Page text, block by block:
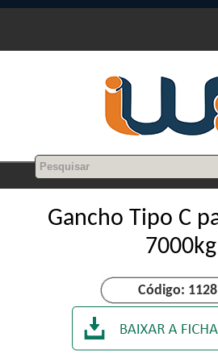
Gancho Tipo C
7000kg
Código: